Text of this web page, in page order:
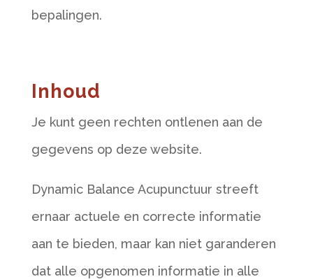
bepalingen.
Inhoud
Je kunt geen rechten ontlenen aan de
gegevens op deze website.
Dynamic Balance Acupunctuur streeft
ernaar actuele en correcte informatie
aan te bieden, maar kan niet garanderen
dat alle opgenomen informatie in alle